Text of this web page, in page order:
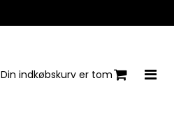
Din indkøbskurv er tom